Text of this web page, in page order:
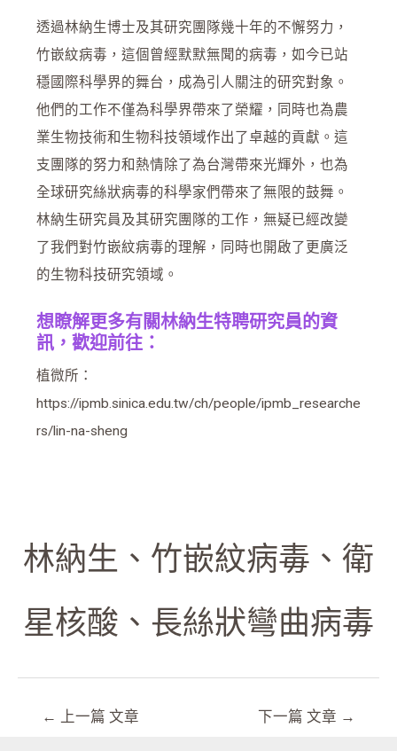
透過林納生博士及其研究團隊幾十年的不懈努力，
竹嵌紋病毒，這個曾經默默無聞的病毒，如今已站
穩國際科學界的舞台，成為引人關注的研究對象。
他們的工作不僅為科學界帶來了榮耀，同時也為農
業生物技術和生物科技領域作出了卓越的貢獻。這
支團隊的努力和熱情除了為台灣帶來光輝外，也為
全球研究絲狀病毒的科學家們帶來了無限的鼓舞。
林納生研究員及其研究團隊的工作，無疑已經改變
了我們對竹嵌紋病毒的理解，同時也開啟了更廣泛
的生物科技研究領域。
想瞭解更多有關林納生特聘研究員的資
訊，歡迎前往：
植微所：
https://ipmb.sinica.edu.tw/ch/people/ipmb_researche
rs/lin-na-sheng
林納生 、 竹嵌紋病毒 、 衛
星核酸 、 長絲狀彎曲病毒
← 上一篇 文章 下一篇 文章 →